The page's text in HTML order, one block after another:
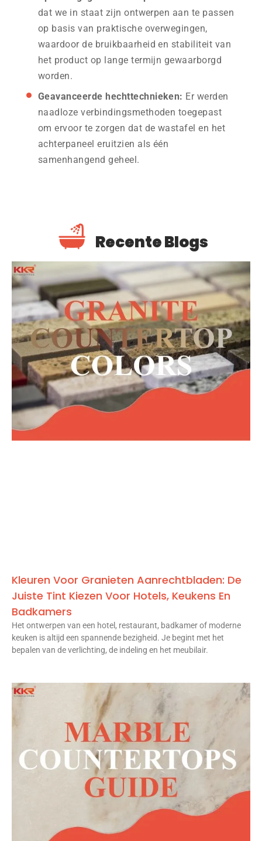
dat we in staat zijn ontwerpen aan te passen
op basis van praktische overwegingen,
waardoor de bruikbaarheid en stabiliteit van
het product op lange termijn gewaarborgd
worden.
Geavanceerde hechttechnieken: Er werden
naadloze verbindingsmethoden toegepast
om ervoor te zorgen dat de wastafel en het
achterpaneel eruitzien als één
samenhangend geheel.
Recente Blogs
Kleuren Voor Granieten Aanrechtbladen: De
Juiste Tint Kiezen Voor Hotels, Keukens En
Badkamers
Het ontwerpen van een hotel, restaurant, badkamer of moderne
keuken is altijd een spannende bezigheid. Je begint met het
bepalen van de verlichting, de indeling en het meubilair.